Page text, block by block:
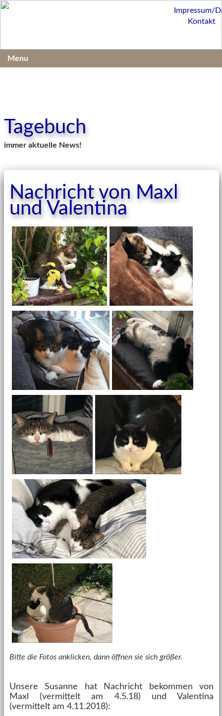
Tagebuch
immer aktuelle News!
Nachricht von Maxl
und Valentina
Bitte die Fotos anklicken, dann öffnen sie sich größer.
Unsere Susanne hat Nachricht bekommen von
Maxl (vermittelt am 4.5.18) und Valentina
(vermittelt am 4.11.2018):
Impressum/
Kontakt
Menu